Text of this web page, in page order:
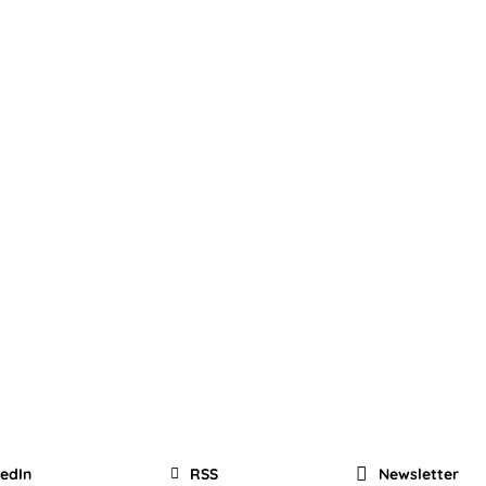
RSS Newsletter